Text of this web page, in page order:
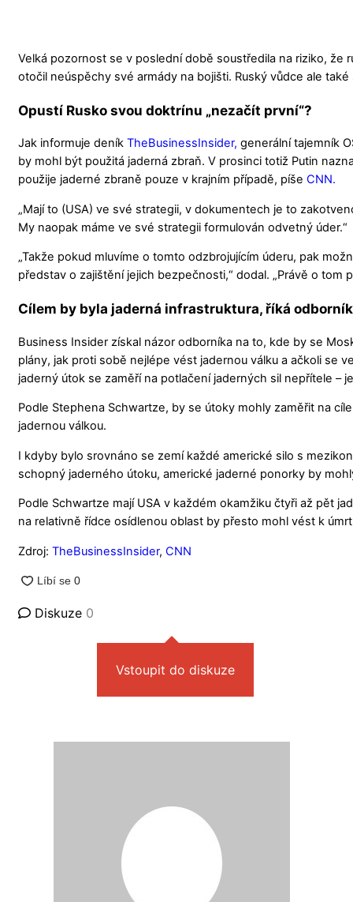
Velká pozornost se v poslední době soustředila na riziko, že
otočil neúspěchy své armády na bojišti. Ruský vůdce ale
Opustí Rusko svou doktrínu „nezačít první“?
Jak informuje deník TheBusinessInsider, generální tajemník
by mohl být použitá jaderná zbraň. V prosinci totiž Putin
použije jaderné zbraně pouze v krajním případě, píše CNN.
„Mají to (USA) ve své strategii, v dokumentech je to
My naopak máme ve své strategii formulován odvetný úder.“
„Takže pokud mluvíme o tomto odzbrojujícím úderu, pak
představ o zajištění jejich bezpečnosti,“ dodal. „Právě o tom
Cílem by byla jaderná infrastruktura, říká odborník
Business Insider získal názor odborníka na to, kde by se
plány, jak proti sobě nejlépe vést jadernou válku a ačkoli se
jaderný útok se zaměří na potlačení jaderných sil nepřítele –
Podle Stephena Schwartze, by se útoky mohly zaměřit na
jadernou válkou.
I kdyby bylo srovnáno se zemí každé americké silo s
schopný jaderného útoku, americké jaderné ponorky by
Podle Schwartze mají USA v každém okamžiku čtyři až pět
na relativně řídce osídlenou oblast by přesto mohl vést k
Zdroj: TheBusinessInsider, CNN
Diskuze 0
Vstoupit do diskuze